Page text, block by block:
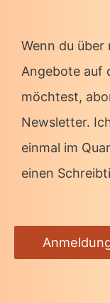
Wenn du über
Angebote auf
möchtest,
Newsletter.
einmal im
einen